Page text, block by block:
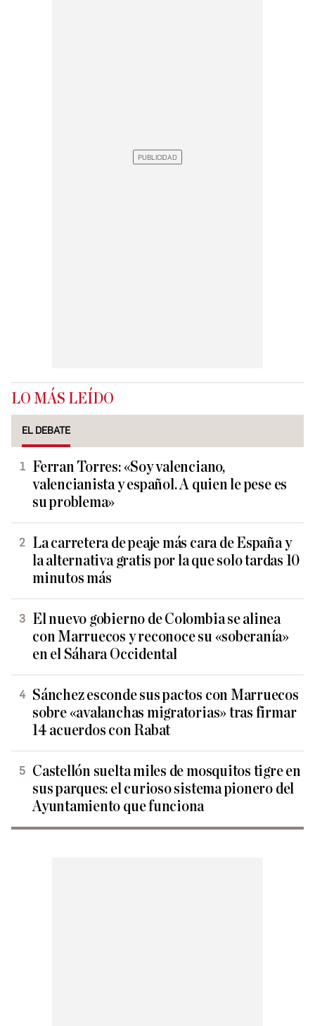
LO MÁS LEÍDO
EL DEBATE
Ferran Torres: «Soy valenciano,
valencianista y español. A quien le pese es
su problema»
La carretera de peaje más cara de España y
la alternativa gratis por la que solo tardas 10
minutos más
El nuevo gobierno de Colombia se alinea
con Marruecos y reconoce su «soberanía»
en el Sáhara Occidental
Sánchez esconde sus pactos con Marruecos
sobre «avalanchas migratorias» tras firmar
14 acuerdos con Rabat
Castellón suelta miles de mosquitos tigre en
sus parques: el curioso sistema pionero del
Ayuntamiento que funciona